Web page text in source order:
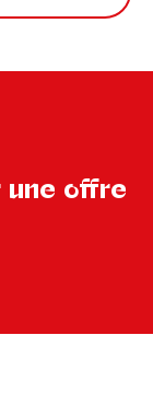
une offre